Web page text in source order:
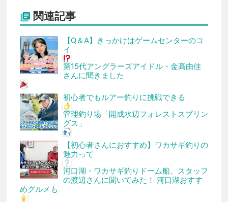
 関連記事
【Q＆A】きっかけはゲームセンターのコ
イ
第15代アングラーズアイドル・金高由佳
さんに聞きました
初心者でもルアー釣りに挑戦できる
管理釣り場「開成水辺フォレストスプリン
グス」
【初心者さんにおすすめ】ワカサギ釣りの
魅力って
河口湖・ワカサギ釣りドーム船、スタッフ
の渡辺さんに聞いてみた！ 河口湖おすす
めグルメも